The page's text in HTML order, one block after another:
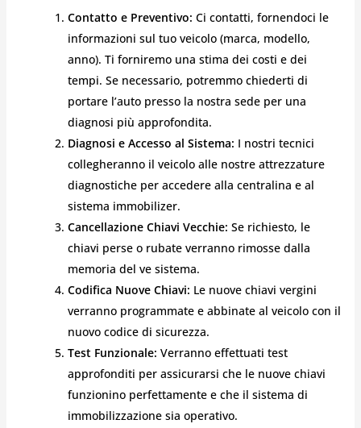
Contatto e Preventivo: Ci contatti, fornendoci le
informazioni sul tuo veicolo (marca, modello,
anno). Ti forniremo una stima dei costi e dei
tempi. Se necessario, potremmo chiederti di
portare l’auto presso la nostra sede per una
diagnosi più approfondita.
Diagnosi e Accesso al Sistema: I nostri tecnici
collegheranno il veicolo alle nostre attrezzature
diagnostiche per accedere alla centralina e al
sistema immobilizer.
Cancellazione Chiavi Vecchie: Se richiesto, le
chiavi perse o rubate verranno rimosse dalla
memoria del ve sistema.
Codifica Nuove Chiavi: Le nuove chiavi vergini
verranno programmate e abbinate al veicolo con il
nuovo codice di sicurezza.
Test Funzionale: Verranno effettuati test
approfonditi per assicurarsi che le nuove chiavi
funzionino perfettamente e che il sistema di
immobilizzazione sia operativo.